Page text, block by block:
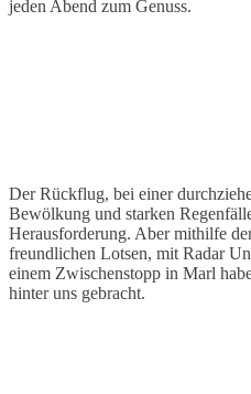
jeden Abend zum Genuss.
Der Rückflug, bei einer
Bewölkung und starken
Herausforderung. Aber mithilfe
freundlichen Lotsen, mit Radar
einem Zwischenstopp in Marl
hinter uns gebracht.